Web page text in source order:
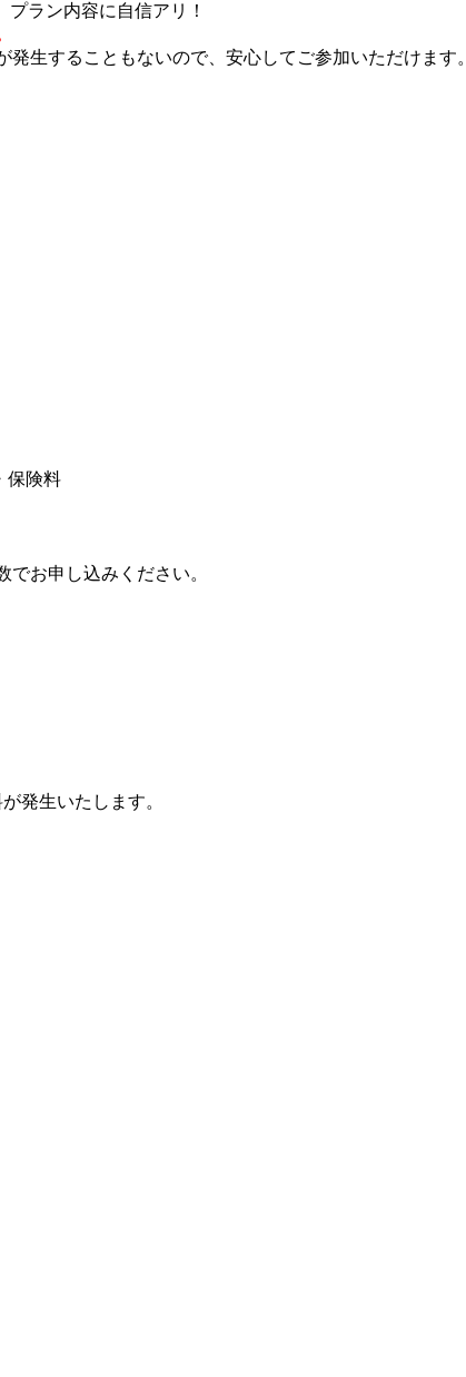
ラン内容に自信アリ！
発生することもないので、安心してご参加いただけます
保険料
お申し込みください。
発生いたします。